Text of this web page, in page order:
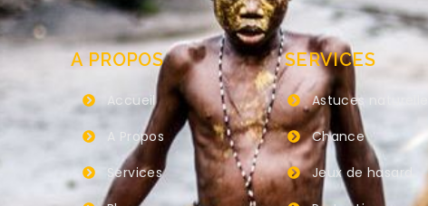
A PROPOS
Accueil
A Propos
Services
SERVICES
Astuces naturelles
Chance
Jeux de hasard